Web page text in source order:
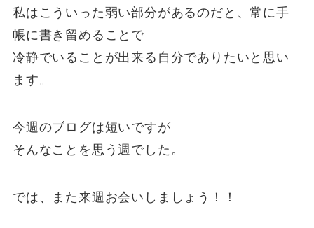
私はこういった弱い部分があるのだと、常に手
帳に書き留めることで
冷静でいることが出来る自分でありたいと思い
ます。
今週のブログは短いですが
そんなことを思う週でした。
では、また来週お会いしましょう！！